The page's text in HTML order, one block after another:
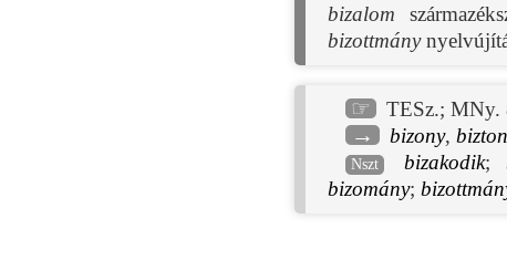
bizalom
bizottmány
☞ TESz.; MNy.
→ bizony, bizton
Nszt bizakodik;
bizomány;